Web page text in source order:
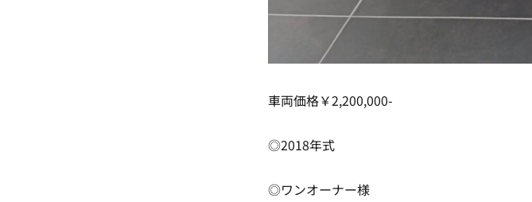
車両価格￥2,200,000-
◎2018年式
◎ワンオーナー様